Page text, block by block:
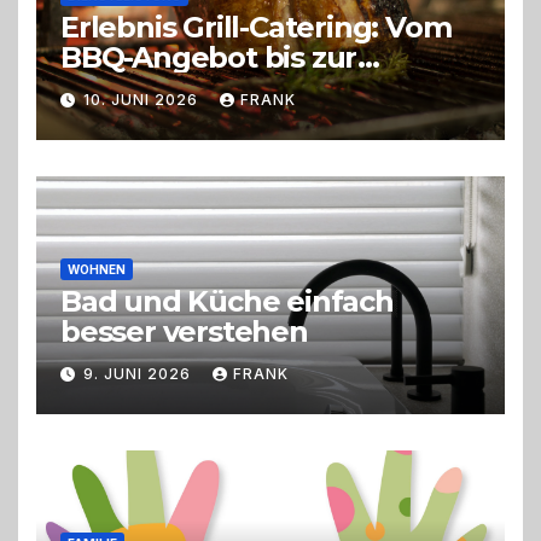
Erlebnis Grill-Catering: Vom
BBQ-Angebot bis zur
perfekten Eventorganisation
Trend zu Outdoor-Events,
Erlebnisgastronomie und
Live-Cooking
10. JUNI 2026 FRANK
WOHNEN
Bad und Küche einfach
besser verstehen
9. JUNI 2026 FRANK